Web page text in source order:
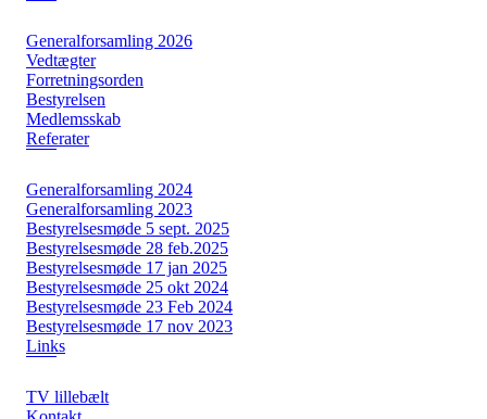
Generalforsamling 2026
Vedtægter
Forretningsorden
Bestyrelsen
Medlemsskab
Referater
Generalforsamling 2024
Generalforsamling 2023
Bestyrelsesmøde 5 sept. 2025
Bestyrelsesmøde 28 feb.2025
Bestyrelsesmøde 17 jan 2025
Bestyrelsesmøde 25 okt 2024
Bestyrelsesmøde 23 Feb 2024
Bestyrelsesmøde 17 nov 2023
Links
TV lillebælt